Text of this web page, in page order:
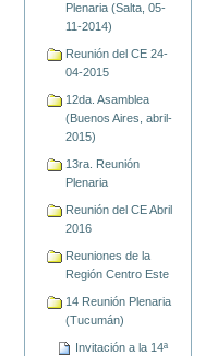
Plenaria (Salta, 05-
11-2014)
Reunión del CE 24-
04-2015
12da. Asamblea
(Buenos Aires, abril-
2015)
13ra. Reunión
Plenaria
Reunión del CE Abril
2016
Reuniones de la
Región Centro Este
14 Reunión Plenaria
(Tucumán)
Invitación a la 14ª